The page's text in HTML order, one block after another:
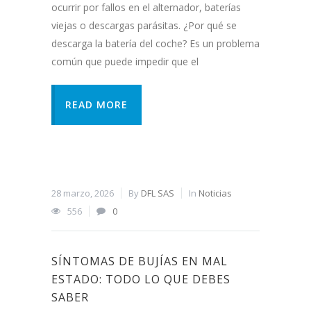
ocurrir por fallos en el alternador, baterías
viejas o descargas parásitas. ¿Por qué se
descarga la batería del coche? Es un problema
común que puede impedir que el
READ MORE
28 marzo, 2026 By DFL SAS In Noticias
556
0
SÍNTOMAS DE BUJÍAS EN MAL
ESTADO: TODO LO QUE DEBES
SABER